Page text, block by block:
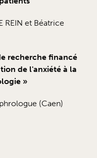
REIN et Béatrice
recherche financé
de l'anxiété à la
»
(Caen)